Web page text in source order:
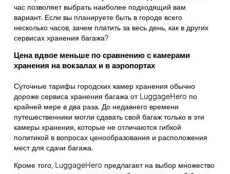
час позволяет выбрать наиболее подходящий вам
вариант. Если вы планируете быть в городе всего
несколько часов, зачем платить за весь день, как в других
сервисах хранения багажа?
Цена вдвое меньше по сравнению с камерами
хранения на вокзалах и в аэропортах
Суточные тарифы городских камер хранения обычно
дороже сервиса хранения багажа от LuggageHero по
крайней мере в два раза. До недавнего времени
путешественники могли сдавать свой багаж только в эти
камеры хранения, которые не отличаются гибкой
политикой в вопросах ценообразования и расположения
мест для сдачи багажа.
Кроме того, LuggageHero предлагает на выбор множество